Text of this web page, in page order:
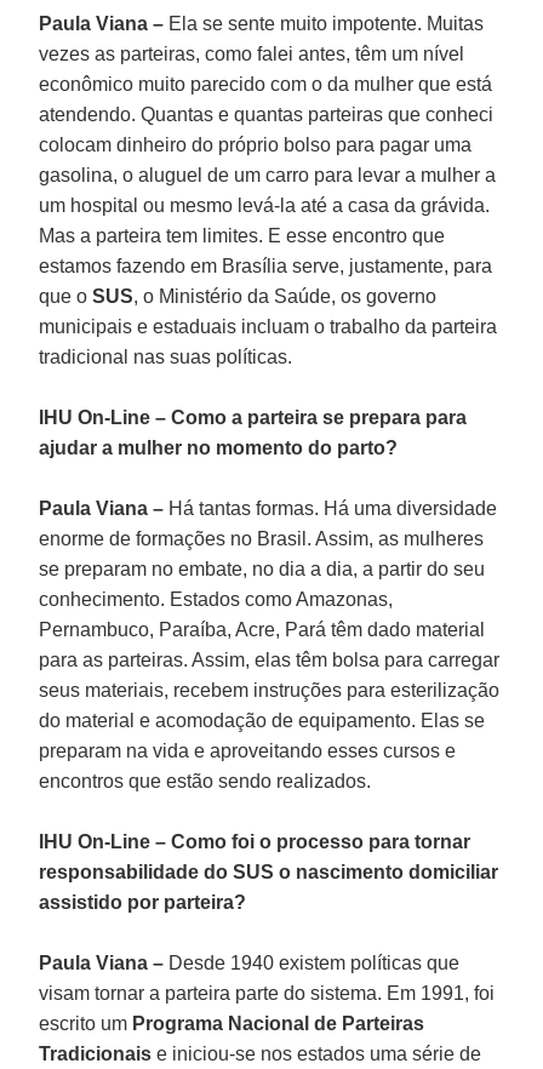
Paula Viana – Ela se sente muito impotente. Muitas
vezes as parteiras, como falei antes, têm um nível
econômico muito parecido com o da mulher que está
atendendo. Quantas e quantas parteiras que conheci
colocam dinheiro do próprio bolso para pagar uma
gasolina, o aluguel de um carro para levar a mulher a
um hospital ou mesmo levá-la até a casa da grávida.
Mas a parteira tem limites. E esse encontro que
estamos fazendo em Brasília serve, justamente, para
que oSUS, o Ministério da Saúde, os governo
municipais e estaduais incluam o trabalho da parteira
tradicional nas suas políticas.
IHU On-Line – Como a parteira se prepara para
ajudar a mulher no momento do parto?
Paula Viana – Há tantas formas. Há uma diversidade
enorme de formações no Brasil. Assim, as mulheres
se preparam no embate, no dia a dia, a partir do seu
conhecimento. Estados como Amazonas,
Pernambuco, Paraíba, Acre, Pará têm dado material
para as parteiras. Assim, elas têm bolsa para carregar
seus materiais, recebem instruções para esterilização
do material e acomodação de equipamento. Elas se
preparam na vida e aproveitando esses cursos e
encontros que estão sendo realizados.
IHU On-Line – Como foi o processo para tornar
responsabilidade do SUS o nascimento domiciliar
assistido por parteira?
Paula Viana – Desde 1940 existem políticas que
visam tornar a parteira parte do sistema. Em 1991, foi
escrito um Programa Nacional de Parteiras
Tradicionais e iniciou-se nos estados uma série de